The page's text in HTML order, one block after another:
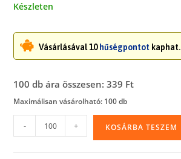
Készleten
Vásárlásával 10 hűségpontot kaphat.
100 db ára összesen: 339 Ft
Maximálisan vásárolható: 100 db
Simítózáras
tasak,
- + KOSÁRBA TESZEM